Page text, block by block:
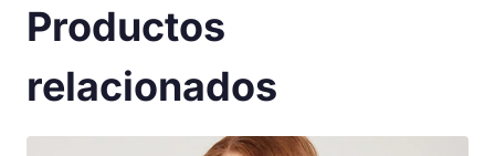
Productos
relacionados